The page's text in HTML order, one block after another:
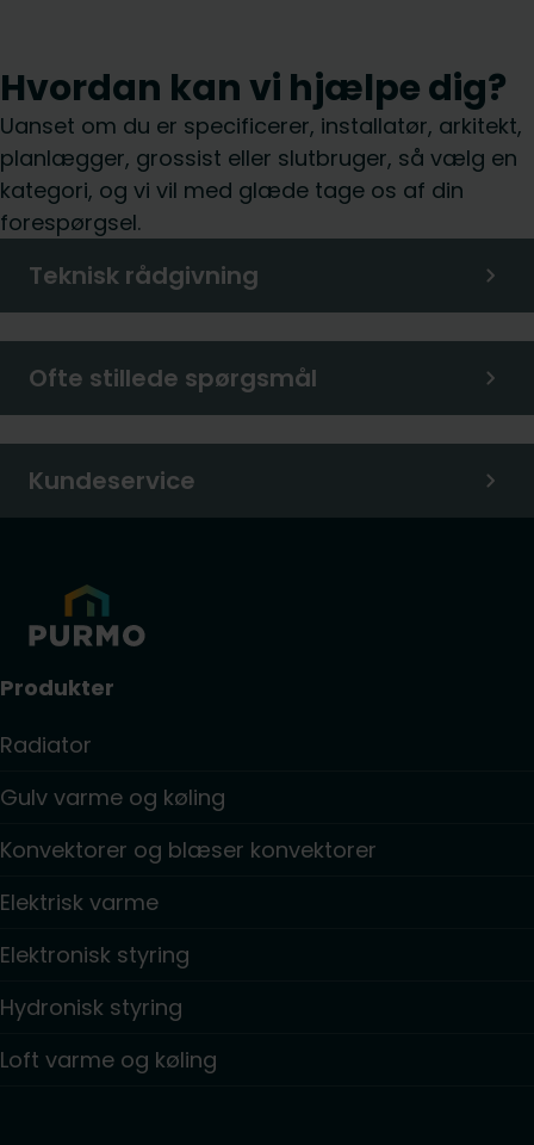
Hvordan kan vi hjælpe dig?
Uanset om du er specificerer, installatør, arkitekt,
planlægger, grossist eller slutbruger, så vælg en
kategori, og vi vil med glæde tage os af din
forespørgsel.
Teknisk rådgivning
Ofte stillede spørgsmål
Kundeservice
Produkter
Radiator
Gulv varme og køling
Konvektorer og blæser konvektorer
Elektrisk varme
Elektronisk styring
Hydronisk styring
Loft varme og køling